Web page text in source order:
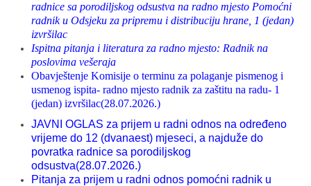
radnice sa porodiljskog odsustva na radno mjesto Pomoćni
radnik u Odsjeku za pripremu i distribuciju hrane, 1 (jedan)
izvršilac
Ispitna pitanja i literatura za radno mjesto: Radnik na
poslovima vešeraja
Obavještenje Komisije o terminu za polaganje pismenog i
usmenog ispita- radno mjesto radnik za zaštitu na radu- 1
(jedan) izvršilac(28.07.2026.)
JAVNI OGLAS za prijem u radni odnos na određeno
vrijeme do 12 (dvanaest) mjeseci, a najduže do
povratka radnice sa porodiljskog
odsustva(28.07.2026.)
Pitanja za prijem u radni odnos pomoćni radnik u